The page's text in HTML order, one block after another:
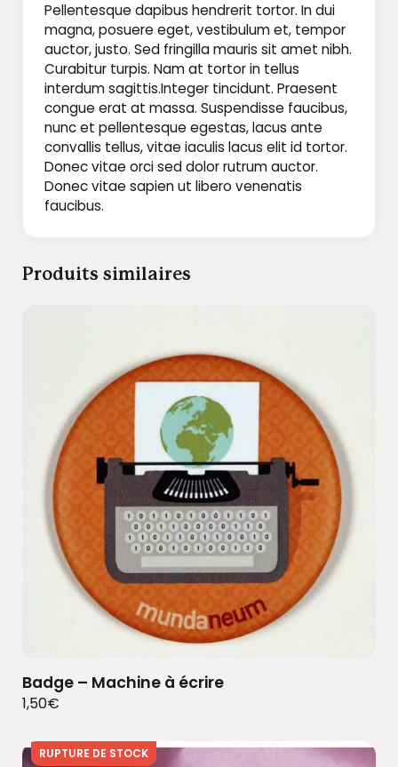
Pellentesque dapibus hendrerit tortor. In dui
magna, posuere eget, vestibulum et, tempor
auctor, justo. Sed fringilla mauris sit amet nibh.
Curabitur turpis. Nam at tortor in tellus
interdum sagittis.Integer tincidunt. Praesent
congue erat at massa. Suspendisse faucibus,
nunc et pellentesque egestas, lacus ante
convallis tellus, vitae iaculis lacus elit id tortor.
Donec vitae orci sed dolor rutrum auctor.
Donec vitae sapien ut libero venenatis
faucibus.
Produits similaires
Badge – Machine à écrire
1,50€
RUPTURE DE STOCK